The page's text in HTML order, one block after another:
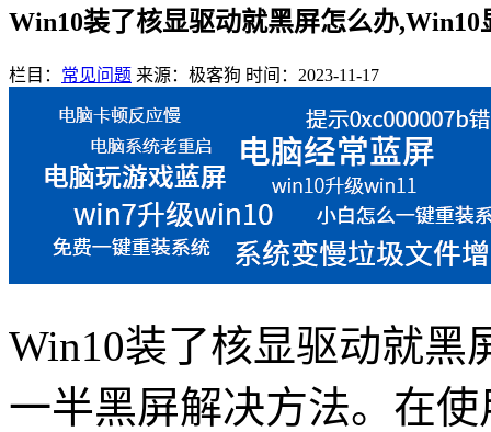
Win10装了核显驱动就黑屏怎么办
栏目： 常见问题 来源：极客狗 时间：2023-11-17
Win10装了核显驱动就黑
一半黑屏解决方法。在